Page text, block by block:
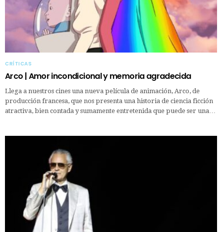
CRÍTICAS
Arco | Amor incondicional y memoria agradecida
Llega a nuestros cines una nueva película de animación, Arco, de
producción francesa, que nos presenta una historia de ciencia ficción
atractiva, bien contada y sumamente entretenida que puede ser una…